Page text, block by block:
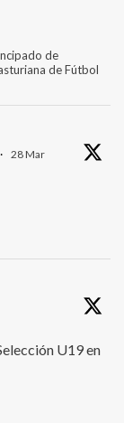
de
de Fútbol
· 28 Mar
U19 en